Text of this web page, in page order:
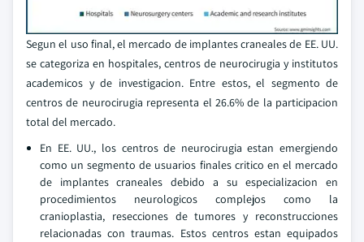
Segun el uso final, el mercado de implantes craneales de EE. UU.
se categoriza en hospitales, centros de neurocirugia y institutos
academicos y de investigacion. Entre estos, el segmento de
centros de neurocirugia representa el 26.6% de la participacion
total del mercado.
En EE. UU., los centros de neurocirugia estan emergiendo
como un segmento de usuarios finales critico en el mercado
de implantes craneales debido a su especializacion en
procedimientos neurologicos complejos como la
cranioplastia, resecciones de tumores y reconstrucciones
relacionadas con traumas. Estos centros estan equipados